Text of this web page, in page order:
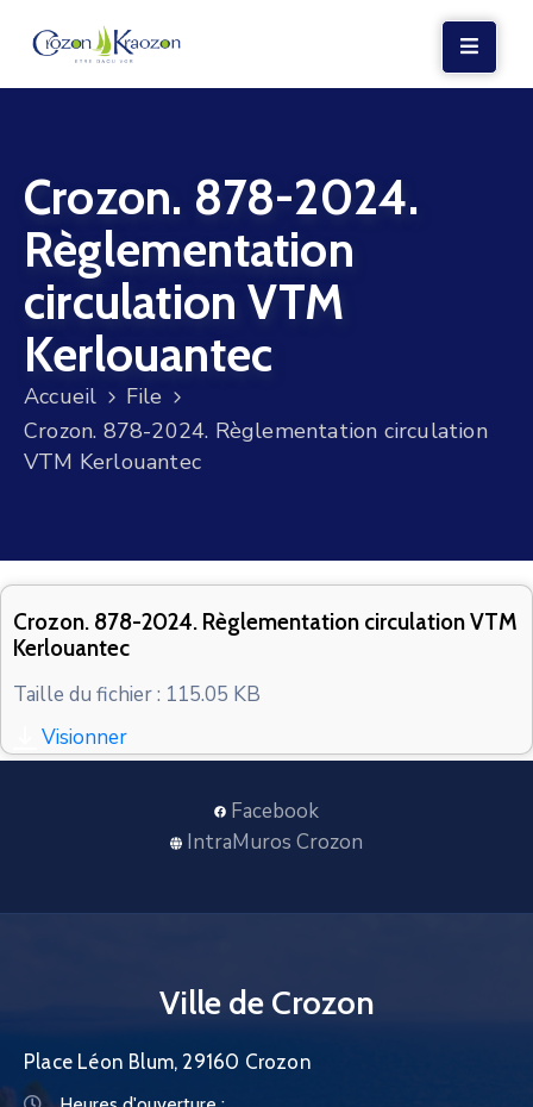
VIE
LOCALE
VIE
SOCIALE
TERRE
ET
MER
VOS
Crozon. 878-2024.
Règlementation
circulation VTM
Kerlouantec
Accueil
File
Crozon. 878-2024. Règlementation circulation
VTM Kerlouantec
Crozon. 878-2024. Règlementation circulation VTM
Kerlouantec
Taille du fichier : 115.05 KB
Visionner
Facebook
IntraMuros Crozon
Ville de Crozon
Place Léon Blum, 29160 Crozon